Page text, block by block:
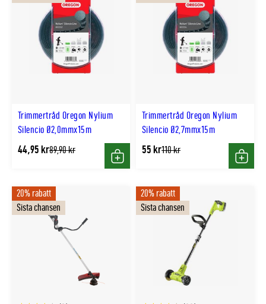
Trimmertråd Oregon Nylium
Silencio Ø2,0mmx15m
44,95 krTidligere
89,90 kr
Köp
Trimmertråd Oregon Nylium
Silencio Ø2,7mmx15m
55 krTidligere
110 kr
Köp
20% rabatt
Sista chansen
20% rabatt
Sista chansen